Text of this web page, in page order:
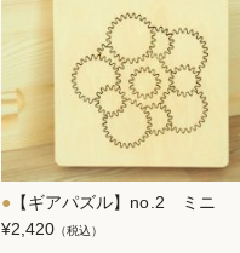
【ギアパズル】no.2 ミニ
¥2,420 （税込）